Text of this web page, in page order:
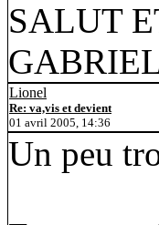
SALUT
Lionel
Re: va,vis et devient
01 avril 2005, 14:36
Un peu